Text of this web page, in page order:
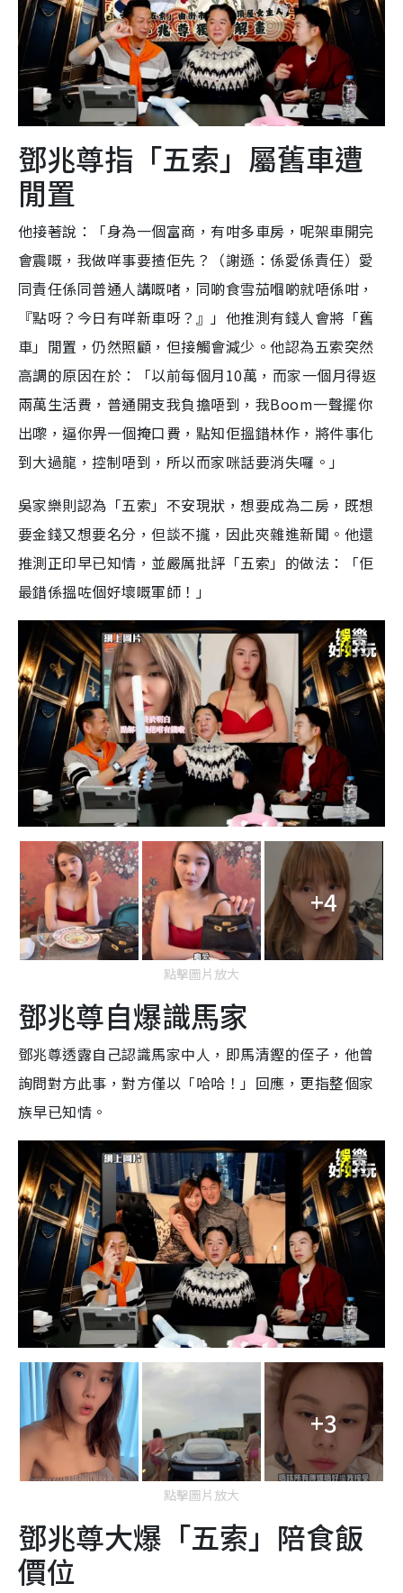
鄧兆尊指「五索」屬舊車遭
閒置
他接著說：「身為一個富商，有咁多車房，呢架車開完
會震嘅，我做咩事要揸佢先？（謝遜：係愛係責任）愛
同責任係同普通人講嘅啫，同啲食雪茄嗰啲就唔係咁，
『點呀？今日有咩新車呀？』」他推測有錢人會將「舊
車」閒置，仍然照顧，但接觸會減少。他認為五索突然
高調的原因在於：「以前每個月10萬，而家一個月得返
兩萬生活費，普通開支我負擔唔到，我Boom一聲擺你
出嚟，逼你畀一個掩口費，點知佢搵錯林作，將件事化
到大過龍，控制唔到，所以而家咪話要消失囉。」
吳家樂則認為「五索」不安現狀，想要成為二房，既想
要金錢又想要名分，但談不攏，因此夾雜進新聞。他還
推測正印早已知情，並嚴厲批評「五索」的做法：「佢
最錯係搵咗個好壞嘅軍師！」
+4
點擊圖片放大
鄧兆尊自爆識馬家
鄧兆尊透露自己認識馬家中人，即馬清鏗的侄子，他曾
詢問對方此事，對方僅以「哈哈！」回應，更指整個家
族早已知情。
+3
點擊圖片放大
鄧兆尊大爆 「五索」陪食飯
價位